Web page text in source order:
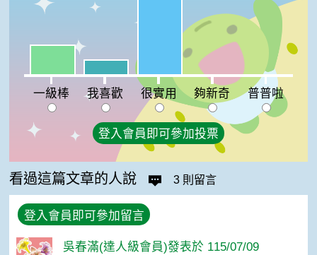
一級棒:22%
我喜歡:11%
夠新奇:0%普普啦:0%
一級棒 我喜歡 很實用 夠新奇 普普啦
登入會員即可參加投票
看過這篇文章的人說 3 則留言
登入會員即可參加留言
吳春滿(達人級會員)發表於 115/07/09